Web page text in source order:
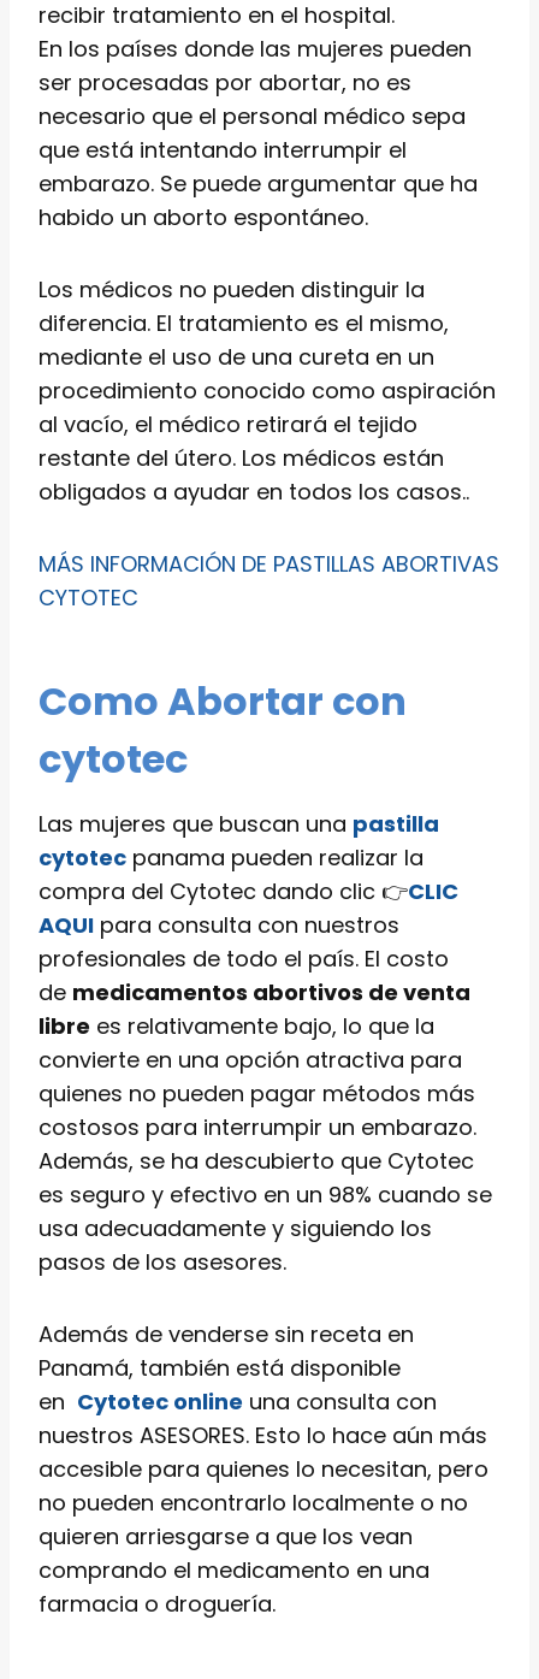
recibir tratamiento en el hospital.
En los países donde las mujeres pueden
ser procesadas por abortar, no es
necesario que el personal médico sepa
que está intentando interrumpir el
embarazo. Se puede argumentar que ha
habido un aborto espontáneo.
Los médicos no pueden distinguir la
diferencia. El tratamiento es el mismo,
mediante el uso de una cureta en un
procedimiento conocido como aspiración
al vacío, el médico retirará el tejido
restante del útero. Los médicos están
obligados a ayudar en todos los casos..
MÁS INFORMACIÓN DE PASTILLAS ABORTIVAS
CYTOTEC
Como Abortar con
cytotec
Las mujeres que buscan una pastilla
cytotec panama pueden realizar la
compra del Cytotec dando clic 👉CLIC
AQUI para consulta con nuestros
profesionales de todo el país. El costo
de medicamentos abortivos de venta
libre es relativamente bajo, lo que la
convierte en una opción atractiva para
quienes no pueden pagar métodos más
costosos para interrumpir un embarazo.
Además, se ha descubierto que Cytotec
es seguro y efectivo en un 98% cuando se
usa adecuadamente y siguiendo los
pasos de los asesores.
Además de venderse sin receta en
Panamá, también está disponible
en Cytotec online una consulta con
nuestros ASESORES. Esto lo hace aún más
accesible para quienes lo necesitan, pero
no pueden encontrarlo localmente o no
quieren arriesgarse a que los vean
comprando el medicamento en una
farmacia o droguería.